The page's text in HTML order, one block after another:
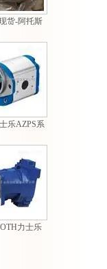
货-阿托斯
乐AZPS系
力士乐